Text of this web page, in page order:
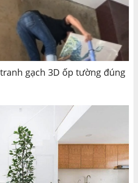
gạch 3D ốp tường đúng